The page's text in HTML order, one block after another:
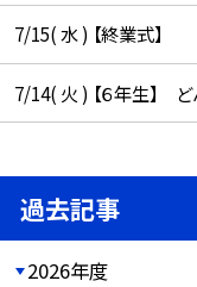
7/15( 水 ) 【終業式】
7/14( 火 ) 【６年生】
過去記事
2026年度